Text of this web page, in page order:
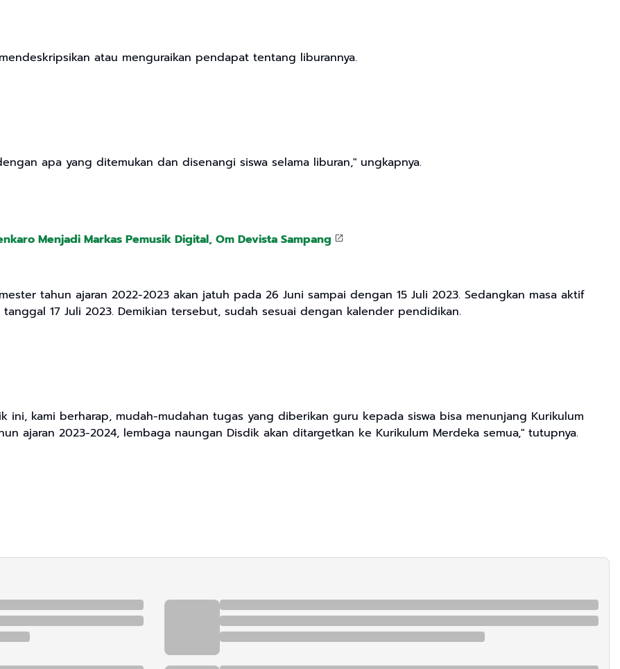
atau menguraikan pendapat tentang liburannya.
apa yang ditemukan dan disenangi siswa selama liburan," ungkapnya.
Menjadi Markas Pemusik Digital, Om Devista Sampang
tahun ajaran 2022-2023 akan jatuh pada 26 Juni sampai dengan 15 Juli 2023. Sedangkan masa aktif
17 Juli 2023. Demikian tersebut, sudah sesuai dengan kalender pendidikan.
ini, kami berharap, mudah-mudahan tugas yang diberikan guru kepada siswa bisa menunjang Kurikulum
ajaran 2023-2024, lembaga naungan Disdik akan ditargetkan ke Kurikulum Merdeka semua," tutupnya.